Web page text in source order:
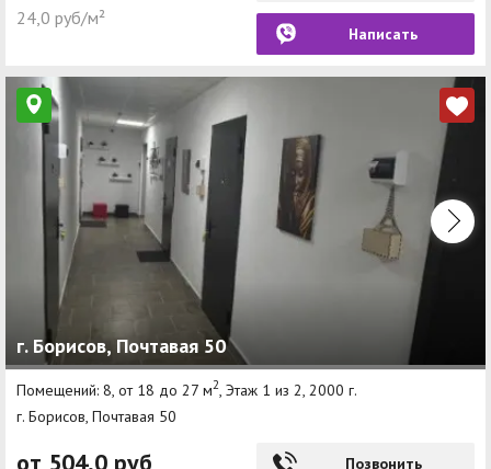
24,0 руб/м²
Написать
г. Борисов, Почтавая 50
Помещений: 8, от 18 до 27 м2 , Этаж 1 из 2, 2000 г.
г. Борисов, Почтавая 50
от 504,0 руб Позвонить